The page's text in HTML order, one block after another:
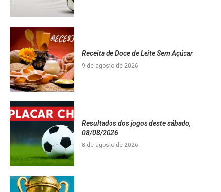
Receita de Doce de Leite Sem Açúcar
9 de agosto de 2026
Resultados dos jogos deste sábado,
08/08/2026
8 de agosto de 2026